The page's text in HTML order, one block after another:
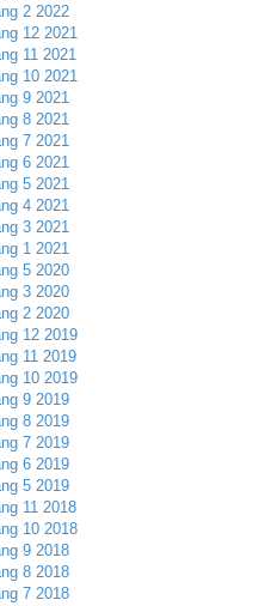
2 2022
12 2021
11 2021
10 2021
9 2021
8 2021
7 2021
6 2021
5 2021
4 2021
3 2021
1 2021
5 2020
3 2020
2 2020
12 2019
11 2019
10 2019
9 2019
8 2019
7 2019
6 2019
5 2019
11 2018
10 2018
9 2018
8 2018
7 2018